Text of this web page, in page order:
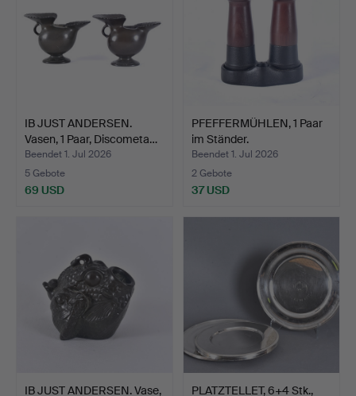
IB JUST ANDERSEN.
Vasen, 1 Paar, Discometa…
Beendet 1. Jul 2026
5 Gebote
69 USD
PFEFFERMÜHLEN, 1 Paar
im Ständer.
Beendet 1. Jul 2026
2 Gebote
37 USD
IB JUST ANDERSEN. Vase,
PLATZTELLET, 6+4 Stk.,